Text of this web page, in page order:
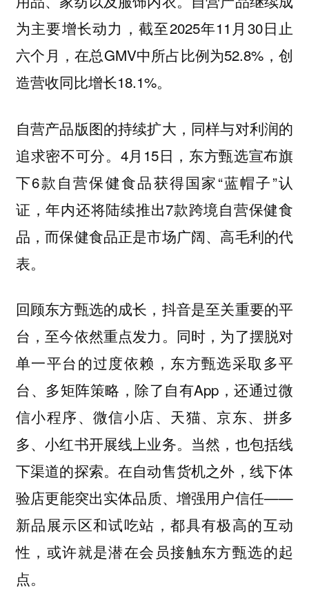
为主要增长动力，截至2025年11月30日止
六个月，在总GMV中所占比例为52.8%，创
造营收同比增长18.1%。
自营产品版图的持续扩大，同样与对利润的
追求密不可分。4月15日，东方甄选宣布旗
下6款自营保健食品获得国家“蓝帽子”认
证，年内还将陆续推出7款跨境自营保健食
品，而保健食品正是市场广阔、高毛利的代
表。
回顾东方甄选的成长，抖音是至关重要的平
台，至今依然重点发力。同时，为了摆脱对
单一平台的过度依赖，东方甄选采取多平
台、多矩阵策略，除了自有App，还通过微
信小程序、微信小店、天猫、京东、拼多
多、小红书开展线上业务。当然，也包括线
下渠道的探索。在自动售货机之外，线下体
验店更能突出实体品质、增强用户信任——
新品展示区和试吃站，都具有极高的互动
性，或许就是潜在会员接触东方甄选的起
点。